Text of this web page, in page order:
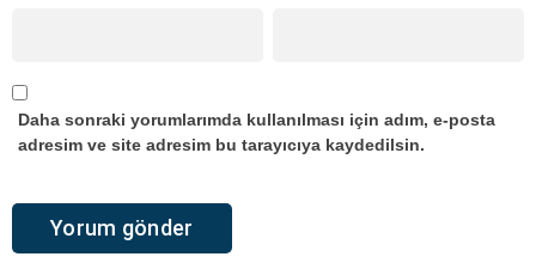
Daha sonraki yorumlarımda kullanılması için adım, e-posta
adresim ve site adresim bu tarayıcıya kaydedilsin.